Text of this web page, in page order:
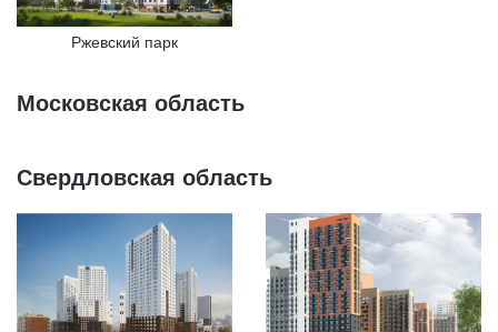
Ржевский парк
Московская область
Свердловская область